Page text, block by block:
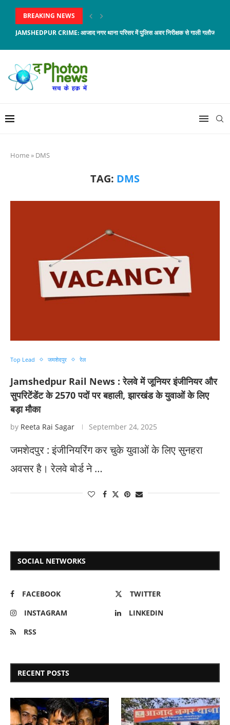
BREAKING NEWS
JAMSHEDPUR CRIME: आजाद नगर थाना परिसर में पुलिस अवर निरीक्षक से गाली गलौज,
Home» DMS
TAG: DMS
Top Lead जमशेदपुर रेल
Jamshedpur Rail News : रेलवे में जूनियर इंजीनियर और
सुपरिटेंडेंट के 2570 पदों पर बहाली, झारखंड के युवाओं के लिए
बड़ा मौका
by Reeta Rai Sagar September 24, 2025
जमशेदपुर : इंजीनियरिंग कर चुके युवाओं के लिए सुनहरा
अवसर है। रेलवे बोर्ड ने …
SOCIAL NETWORKS
FACEBOOK
TWITTER
INSTAGRAM
LINKEDIN
RSS
RECENT POSTS